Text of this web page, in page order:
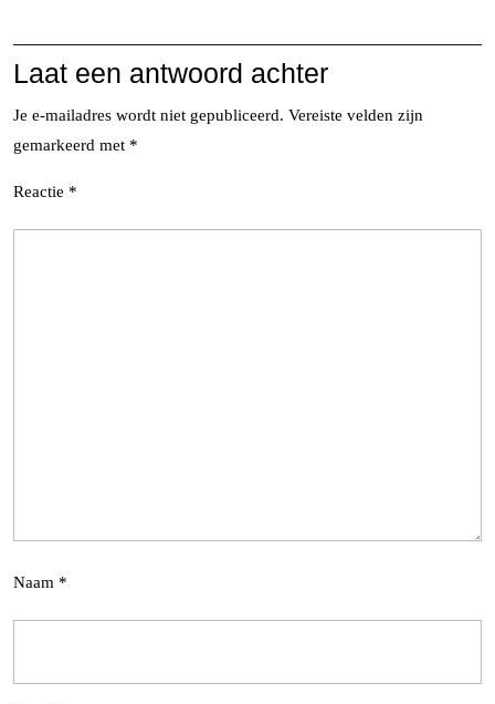
Laat een antwoord achter
Je e-mailadres wordt niet gepubliceerd. Vereiste velden zijn
gemarkeerd met *
Reactie *
Naam *